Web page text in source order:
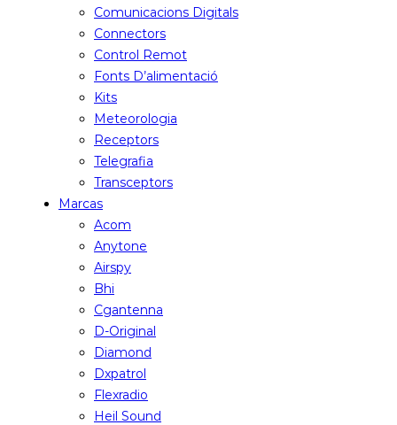
Comunicacions Digitals
Connectors
Control Remot
Fonts D’alimentació
Kits
Meteorologia
Receptors
Telegrafia
Transceptors
Marcas
Acom
Anytone
Airspy
Bhi
Cgantenna
D-Original
Diamond
Dxpatrol
Flexradio
Heil Sound